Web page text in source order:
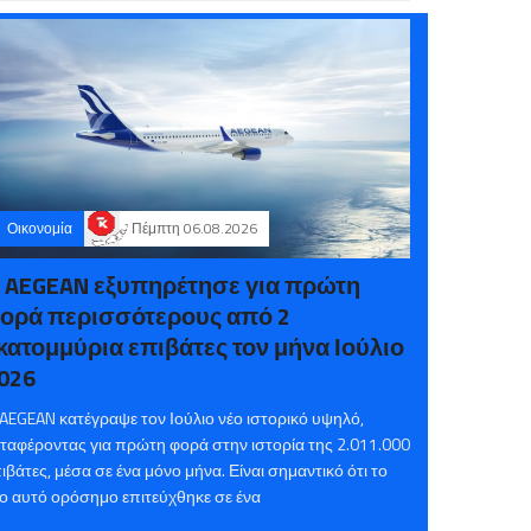
Οικονομία Πέμπτη 06.08.2026
εξυπηρέτησε για πρώτη
περισσότερους από 2
επιβάτες τον μήνα Ιούλιο
κατέγραψε τον Ιούλιο νέο ιστορικό υψηλό,
για πρώτη φορά στην ιστορία της 2.011.000
μέσα σε ένα μόνο μήνα. Είναι σημαντικό ότι το
αυτό ορόσημο επιτεύχθηκε σε ένα